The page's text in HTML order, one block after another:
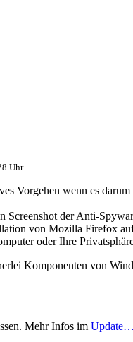
Uhr
Vorgehen wenn es
Screenshot der Anti-
von Mozilla Firefox
oder Ihre
Komponenten von
Mehr Infos im Update…